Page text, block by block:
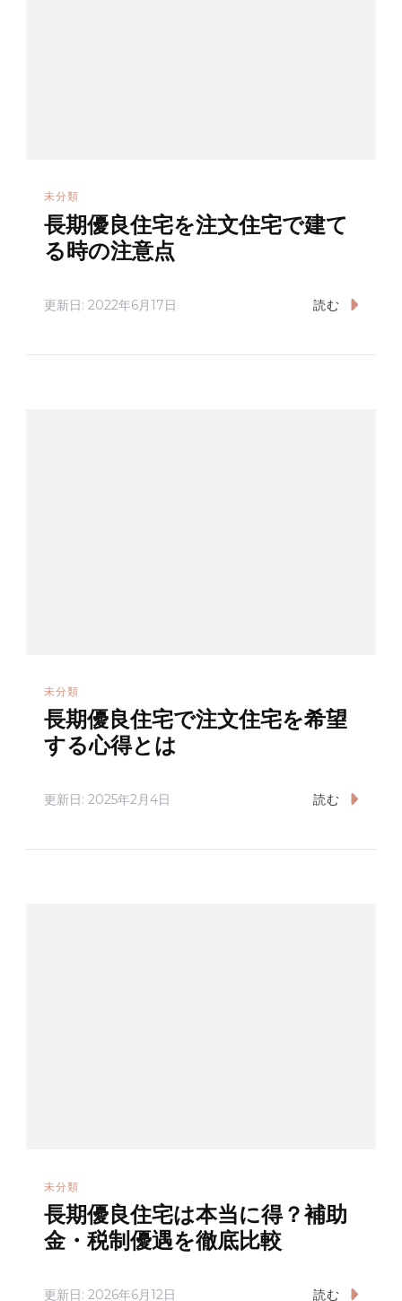
未分類
長期優良住宅を注文住宅で建て
る時の注意点
更新日: 2022年6月17日 読む
未分類
長期優良住宅で注文住宅を希望
する心得とは
更新日: 2025年2月4日 読む
未分類
長期優良住宅は本当に得？補助
金・税制優遇を徹底比較
更新日: 2026年6月12日 読む